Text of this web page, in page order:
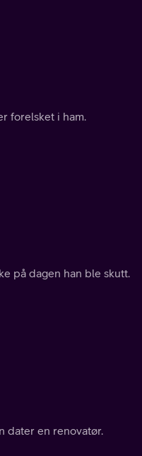
forelsket i ham.
på dagen han ble skutt.
dater en renovatør.